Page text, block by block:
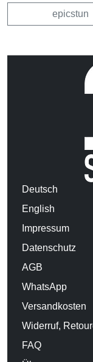
epicstun
Deutsch
English
Impressum
Datenschutz
AGB
WhatsApp
Versandkosten
Widerruf,
FAQ